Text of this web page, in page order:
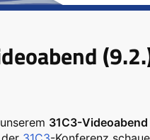
31C3-Videoabend